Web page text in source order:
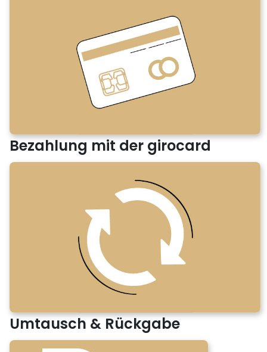
Bezahlung mit der girocard
Umtausch & Rückgabe